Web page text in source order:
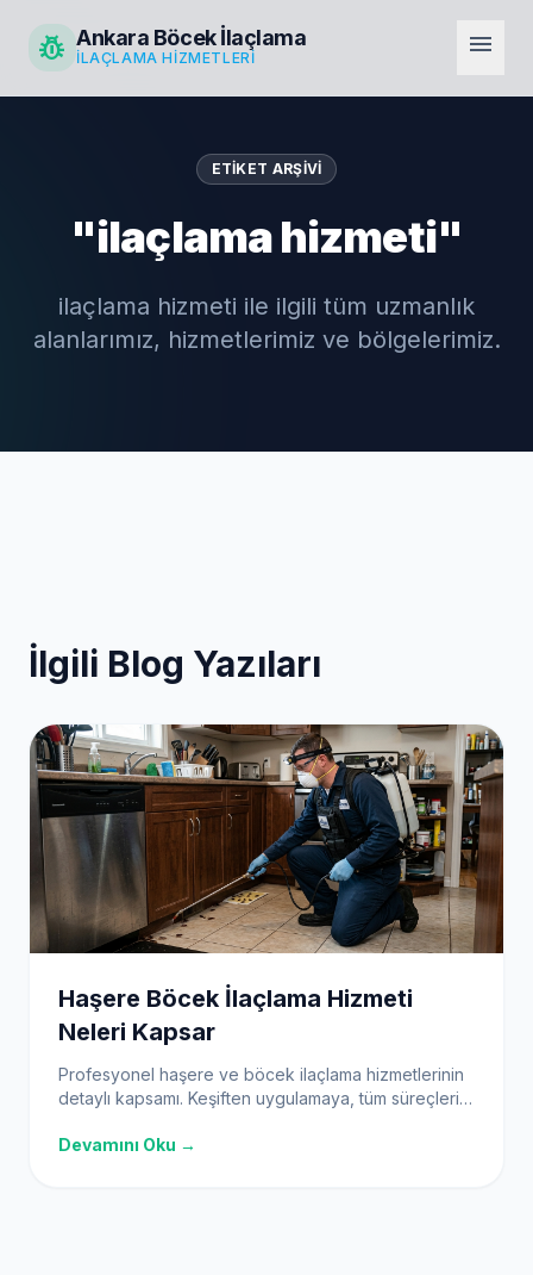
pest_control Ankara Böcek İlaçlama
İLAÇLAMA HIZMETLERI menu
ETIKET ARŞIVI
"ilaçlama hizmeti"
ilaçlama hizmeti ile ilgili tüm uzmanlık
alanlarımız, hizmetlerimiz ve bölgelerimiz.
İlgili Blog Yazıları
Haşere Böcek İlaçlama Hizmeti
Neleri Kapsar
Profesyonel haşere ve böcek ilaçlama hizmetlerinin
detaylı kapsamı. Keşiften uygulamaya, tüm süreçleri
kalitenizi artırın.
Devamını Oku →